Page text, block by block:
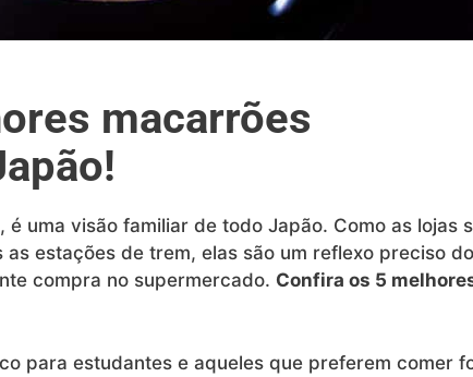
macarrões
uma visão familiar de todo Japão. Como as lojas
estações de trem, elas são um reflexo preciso do
compra no supermercado. Confira os 5
para estudantes e aqueles que preferem comer